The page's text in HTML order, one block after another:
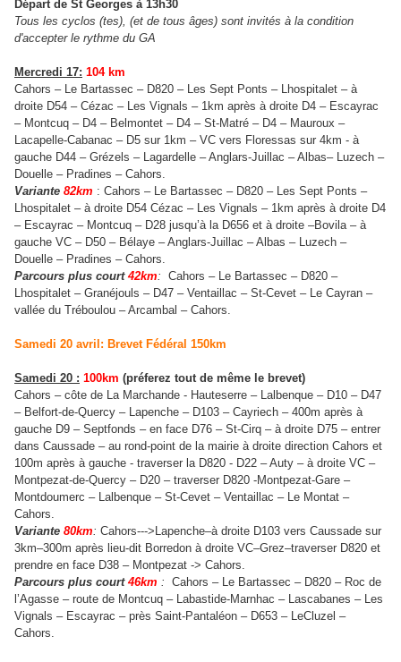
Départ de St Georges à 13h30
Tous les cyclos (tes), (et de tous âges) sont invités à la condition
d'accepter le rythme du GA
Mercredi 17: 104 km
Cahors – Le Bartassec – D820 – Les Sept Ponts – Lhospitalet – à
droite D54 – Cézac – Les Vignals – 1km après à droite D4 – Escayrac
– Montcuq – D4 – Belmontet – D4 – St-Matré – D4 – Mauroux –
Lacapelle-Cabanac – D5 sur 1km – VC vers Floressas sur 4km - à
gauche D44 – Grézels – Lagardelle – Anglars-Juillac – Albas– Luzech –
Douelle – Pradines – Cahors.
Variante 82km : Cahors – Le Bartassec – D820 – Les Sept Ponts –
Lhospitalet – à droite D54 Cézac – Les Vignals – 1km après à droite D4
– Escayrac – Montcuq – D28 jusqu’à la D656 et à droite –Bovila – à
gauche VC – D50 – Bélaye – Anglars-Juillac – Albas – Luzech –
Douelle – Pradines – Cahors.
Parcours plus court 42km: Cahors – Le Bartassec – D820 –
Lhospitalet – Granéjouls – D47 – Ventaillac – St-Cevet – Le Cayran –
vallée du Tréboulou – Arcambal – Cahors.
Samedi 20 avril: Brevet Fédéral 150km
Samedi 20 : 100km (préferez tout de même le brevet)
Cahors – côte de La Marchande - Hauteserre – Lalbenque – D10 – D47
– Belfort-de-Quercy – Lapenche – D103 – Cayriech – 400m après à
gauche D9 – Septfonds – en face D76 – St-Cirq – à droite D75 – entrer
dans Caussade – au rond-point de la mairie à droite direction Cahors et
100m après à gauche - traverser la D820 - D22 – Auty – à droite VC –
Montpezat-de-Quercy – D20 – traverser D820 -Montpezat-Gare –
Montdoumerc – Lalbenque – St-Cevet – Ventaillac – Le Montat –
Cahors.
Variante 80km: Cahors--->Lapenche–à droite D103 vers Caussade sur
3km–300m après lieu-dit Borredon à droite VC–Grez–traverser D820 et
prendre en face D38 – Montpezat -> Cahors.
Parcours plus court 46km : Cahors – Le Bartassec – D820 – Roc de
l’Agasse – route de Montcuq – Labastide-Marnhac – Lascabanes – Les
Vignals – Escayrac – près Saint-Pantaléon – D653 – LeCluzel –
Cahors.